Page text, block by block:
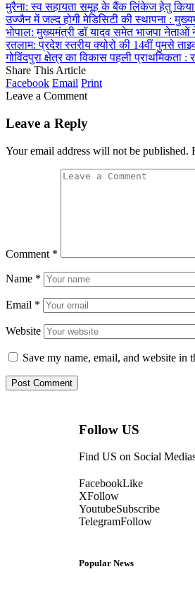
मुरैना: स्व सहायता समूह के बैंक लिंकेज हेतु
उज्जैन में जल्द होगी मेडिसिटी की स्थापना :
भोपाल: मुख्यमंत्री डॉ यादव समेत भाजपा नेताओं
रतलाम: प्रदेश स्तरीय क्योरो की 14वीं पुमसे
गोविंदपुरा क्षेत्र का विकास पहली प्राथमिकता :
Share This Article
Facebook Email Print
Leave a Comment
Leave a Reply
Your email address will not be published.
Comment *
Name *
Email *
Website
Save my name, email, and website in
Follow US
Find US on Social
FacebookLike
XFollow
YoutubeSubscribe
TelegramFollow
Popular News